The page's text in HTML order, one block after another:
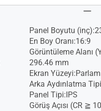
Panel Boyutu
En Boy Oranı:16:9
Görüntüleme Alanı
296.46 mm
Ekran
Arka Aydınlatma
Panel Tipi:IPS
Görüş Açısı (CR ≧